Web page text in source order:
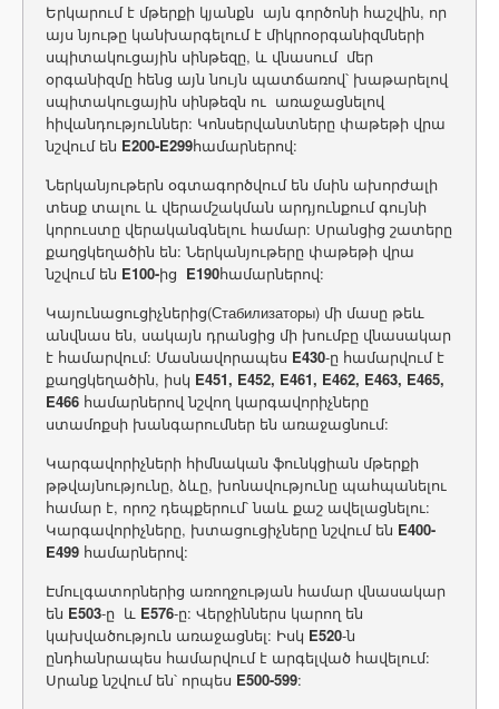
Երկարում է մթերքի կյանքն այն գործոնի հաշվին, որ
այս նյութը կանխարգելում է միկրոօրգանիզմների
սպիտակուցային սինթեզը, և վնասում մեր
օրգանիզմը հենց այն նույն պատճառով՝ խաթարելով
սպիտակուցային սինթեզն ու առաջացնելով
հիվանդություններ: Կոնսերվանտները փաթեթի վրա
նշվում են E200-E299համարներով:
Ներկանյութերն օգտագործվում են մսին ախորժալի
տեսք տալու և վերամշակման արդյունքում գույնի
կորուստը վերականգնելու համար: Սրանցից շատերը
քաղցկեղածին են: Ներկանյութերը փաթեթի վրա
նշվում են E100-ից E190համարներով:
Կայունացուցիչներից(Стабилизаторы) մի մասը թեև
անվնաս են, սակայն դրանցից մի խումբը վնասակար
է համարվում: Մասնավորապես E430-ը համարվում է
քաղցկեղածին, իսկ E451, E452, E461, E462, E463, E465,
E466 համարներով նշվող կարգավորիչները
ստամոքսի խանգարումներ են առաջացնում:
Կարգավորիչների հիմնական ֆունկցիան մթերքի
թթվայնությունը, ձևը, խոնավությունը պահպանելու
համար է, որոշ դեպքերում՝ նաև քաշ ավելացնելու:
Կարգավորիչները, խտացուցիչները նշվում են E400-
E499 համարներով:
Էմուլգատորներից առողջության համար վնասակար
են E503-ը և E576-ը: Վերջիններս կարող են
կախվածություն առաջացնել: Իսկ E520-ն
ընդհանրապես համարվում է արգելված հավելում:
Սրանք նշվում են՝ որպես E500-599: